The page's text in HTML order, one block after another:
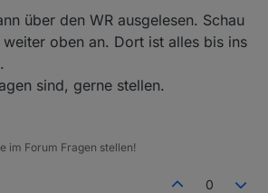
über den WR ausgelesen. Schau
oben an. Dort ist alles bis ins
sind, gerne stellen.
im Forum Fragen stellen!
0